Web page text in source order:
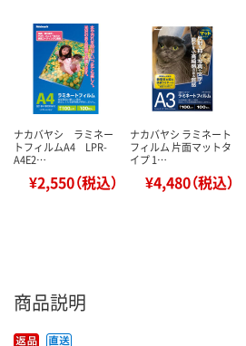
ナカバヤシ ラミネー
トフィルムA4 LPR-
A4E2…
¥2,550（税込）
ナカバヤシ ラミネート
フィルム 片面マットタ
イプ 1…
¥4,480（税込）
商品説明